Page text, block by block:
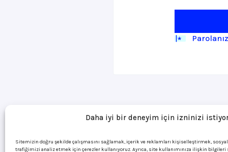
Daha iyi bir deneyim için izninizi
Sitemizin doğru şekilde çalışmasını sağlamak, içerik ve reklamları kişiselleştirmek,
trafiğimizi analiz etmek için çerezler kullanıyoruz. Ayrıca, site kullanımınıza ilişkin bilgileri